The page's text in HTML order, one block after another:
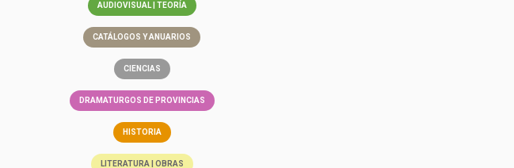
AUDIOVISUAL | TEORÍA
CATÁLOGOS Y ANUARIOS
CIENCIAS
DRAMATURGOS DE PROVINCIAS
HISTORIA
LITERATURA | OBRAS